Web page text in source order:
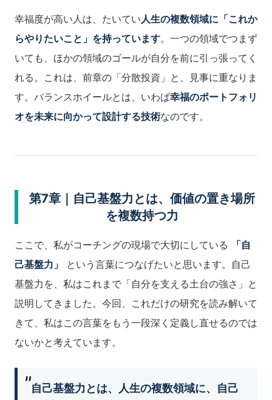
幸福度が高い人は、たいてい 人生の複数領域に「これか
らやりたいこと」を持っています。一つの領域でつまず
いても、ほかの領域のゴールが自分を前に引っ張ってく
れる。これは、前章の「分散投資」と、見事に重なりま
す。バランスホイールとは、いわば幸福のポートフォリ
オを未来に向かって設計する技術なのです。
第7章｜自己基盤力とは、価値の置き場所
を複数持つ力
ここで、私がコーチングの現場で大切にしている
「自
己基盤力」
という言葉につなげたいと思います。自己
基盤力を、私はこれまで「自分を支える土台の強さ」と
説明してきました。今回、これだけの研究を読み解いて
きて、私はこの言葉をもう一段深く定義し直せるのでは
ないかと考えています。
自己基盤力とは、人生の複数領域に、自己